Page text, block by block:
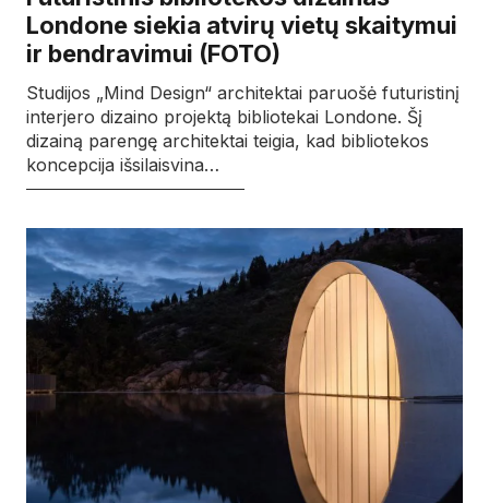
Londone siekia atvirų vietų skaitymui
ir bendravimui (FOTO)
Studijos „Mind Design“ architektai paruošė futuristinį
interjero dizaino projektą bibliotekai Londone. Šį
dizainą parengę architektai teigia, kad bibliotekos
koncepcija išsilaisvina…